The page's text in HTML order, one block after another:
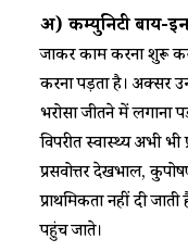
अ) कम्युनिटी बाय-
जाकर काम करना शुरू
करना पड़ता है। अक्सर
भरोसा जीतने में लगाना
विपरीत स्वास्थ्य अभी
प्रसवोत्तर देखभाल,
प्राथमिकता नहीं दी
पहुंच जाते।